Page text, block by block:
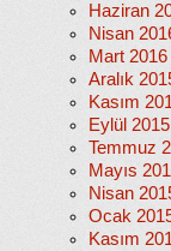
Haziran
Nisan
Mart 2016
Aralık
Kasım
Eylül 2015
Temmuz
Mayıs
Nisan
Ocak
Kasım